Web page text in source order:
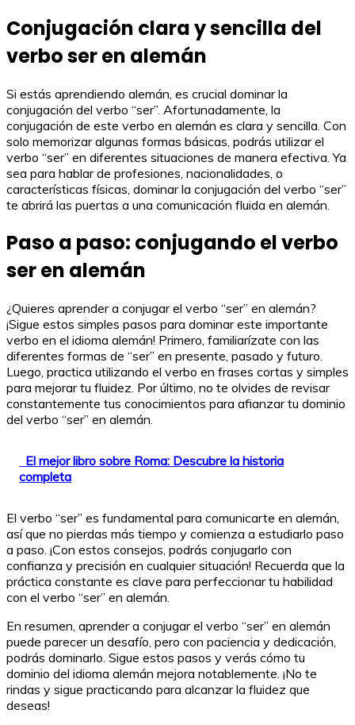
Conjugación clara y sencilla del
verbo ser en alemán
Si estás aprendiendo alemán, es crucial dominar la
conjugación del verbo “ser”. Afortunadamente, la
conjugación de este verbo en alemán es clara y sencilla. Con
solo memorizar algunas formas básicas, podrás utilizar el
verbo “ser” en diferentes situaciones de manera efectiva. Ya
sea para hablar de profesiones, nacionalidades, o
características físicas, dominar la conjugación del verbo “ser”
te abrirá las puertas a una comunicación fluida en alemán.
Paso a paso: conjugando el verbo
ser en alemán
¿Quieres aprender a conjugar el verbo “ser” en alemán?
¡Sigue estos simples pasos para dominar este importante
verbo en el idioma alemán! Primero, familiarízate con las
diferentes formas de “ser” en presente, pasado y futuro.
Luego, practica utilizando el verbo en frases cortas y simples
para mejorar tu fluidez. Por último, no te olvides de revisar
constantemente tus conocimientos para afianzar tu dominio
del verbo “ser” en alemán.
El mejor libro sobre Roma: Descubre la historia
completa
El verbo “ser” es fundamental para comunicarte en alemán,
así que no pierdas más tiempo y comienza a estudiarlo paso
a paso. ¡Con estos consejos, podrás conjugarlo con
confianza y precisión en cualquier situación! Recuerda que la
práctica constante es clave para perfeccionar tu habilidad
con el verbo “ser” en alemán.
En resumen, aprender a conjugar el verbo “ser” en alemán
puede parecer un desafío, pero con paciencia y dedicación,
podrás dominarlo. Sigue estos pasos y verás cómo tu
dominio del idioma alemán mejora notablemente. ¡No te
rindas y sigue practicando para alcanzar la fluidez que
deseas!